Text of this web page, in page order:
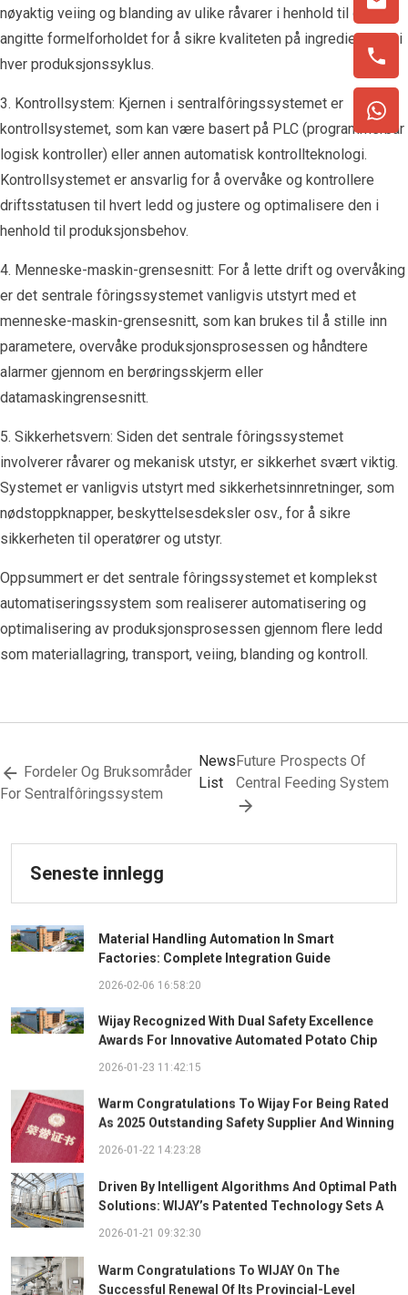
Seneste innlegg
Material Handling Automation In Smart
Factories: Complete Integration Guide
2026-02-06 16:58:20
Wijay Recognized With Dual Safety Excellence
Awards For Innovative Automated Potato Chip
2026-01-23 11:42:15
Warm Congratulations To Wijay For Being Rated
As 2025 Outstanding Safety Supplier And Winning
2026-01-22 14:23:28
Driven By Intelligent Algorithms And Optimal Path
Solutions: WIJAY’s Patented Technology Sets A
2026-01-21 09:32:30
Warm Congratulations To WIJAY On The
Successful Renewal Of Its Provincial-Level
nøyaktig veiing og blanding av ulike råvarer i henhold til det
angitte formelforholdet for å sikre kvaliteten på ingrediensene i
hver produksjonssyklus.
3. Kontrollsystem: Kjernen i sentralfôringssystemet er
kontrollsystemet, som kan være basert på PLC (programmerbar
logisk kontroller) eller annen automatisk kontrollteknologi.
Kontrollsystemet er ansvarlig for å overvåke og kontrollere
driftsstatusen til hvert ledd og justere og optimalisere den i
henhold til produksjonsbehov.
4. Menneske-maskin-grensesnitt: For å lette drift og overvåking
er det sentrale fôringssystemet vanligvis utstyrt med et
menneske-maskin-grensesnitt, som kan brukes til å stille inn
parametere, overvåke produksjonsprosessen og håndtere
alarmer gjennom en berøringsskjerm eller
datamaskingrensesnitt.
5. Sikkerhetsvern: Siden det sentrale fôringssystemet
involverer råvarer og mekanisk utstyr, er sikkerhet svært viktig.
Systemet er vanligvis utstyrt med sikkerhetsinnretninger, som
nødstoppknapper, beskyttelsesdeksler osv., for å sikre
sikkerheten til operatører og utstyr.
Oppsummert er det sentrale fôringssystemet et komplekst
automatiseringssystem som realiserer automatisering og
optimalisering av produksjonsprosessen gjennom flere ledd
som materiallagring, transport, veiing, blanding og kontroll.
Fordeler Og Bruksområder
For Sentralfôringssystem
News
List
Future Prospects Of
Central Feeding System